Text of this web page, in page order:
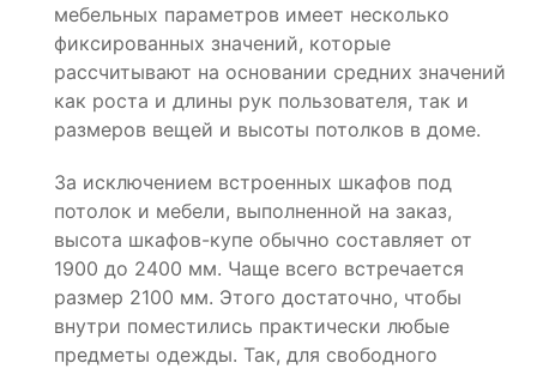
мебельных параметров имеет несколько
фиксированных значений, которые
рассчитывают на основании средних значений
как роста и длины рук пользователя, так и
размеров вещей и высоты потолков в доме.
За исключением встроенных шкафов под
потолок и мебели, выполненной на заказ,
высота шкафов-купе обычно составляет от
1900 до 2400 мм. Чаще всего встречается
размер 2100 мм. Этого достаточно, чтобы
внутри поместились практически любые
предметы одежды. Так, для свободного